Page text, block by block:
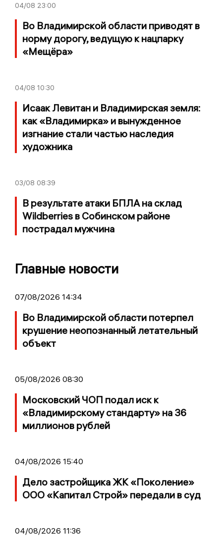
04/08 23:00
Во Владимирской области приводят в
норму дорогу, ведущую к нацпарку
«Мещёра»
04/08 10:30
Исаак Левитан и Владимирская земля:
как «Владимирка» и вынужденное
изгнание стали частью наследия
художника
03/08 08:39
В результате атаки БПЛА на склад
Wildberries в Собинском районе
пострадал мужчина
Главные новости
07/08/2026 14:34
Во Владимирской области потерпел
крушение неопознанный летательный
объект
05/08/2026 08:30
Московский ЧОП подал иск к
«Владимирскому стандарту» на 36
миллионов рублей
04/08/2026 15:40
Дело застройщика ЖК «Поколение»
ООО «Капитал Строй» передали в суд
04/08/2026 11:36